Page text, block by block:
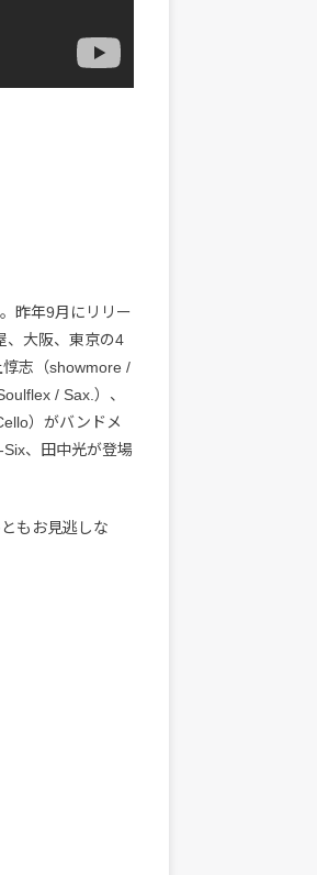
昨年9月にリリー
、大阪、東京の4
志（showmore /
/ Sax.）、
）がバンドメ
、田中光が登場
もお見逃しな